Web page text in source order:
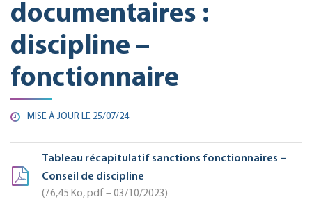
documentaires :
discipline –
fonctionnaire
MISE À JOUR LE 25/07/24
Tableau récapitulatif sanctions fonctionnaires –
Conseil de discipline
76,45 Ko, pdf – 03/10/2023